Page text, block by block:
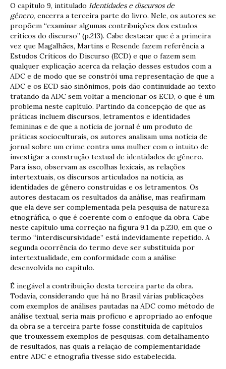
O capítulo 9, intitulado Identidades e discursos de
gênero, encerra a terceira parte do livro. Nele, os autores se
propõem “examinar algumas contribuições dos estudos
críticos do discurso” (p.213). Cabe destacar que é a primeira
vez que Magalhães, Martins e Resende fazem referência a
Estudos Críticos do Discurso (ECD) e que o fazem sem
qualquer explicação acerca da relação desses estudos com a
ADC e de modo que se constrói uma representação de que a
ADC e os ECD são sinônimos, pois dão continuidade ao texto
tratando da ADC sem voltar a mencionar os ECD, o que é um
problema neste capítulo. Partindo da concepção de que as
práticas incluem discursos, letramentos e identidades
femininas e de que a notícia de jornal é um produto de
práticas socioculturais, os autores analisam uma notícia de
jornal sobre um crime contra uma mulher com o intuito de
investigar a construção textual de identidades de gênero.
Para isso, observam as escolhas lexicais, as relações
intertextuais, os discursos articulados na notícia, as
identidades de gênero construídas e os letramentos. Os
autores destacam os resultados da análise, mas reafirmam
que ela deve ser complementada pela pesquisa de natureza
etnográfica, o que é coerente com o enfoque da obra. Cabe
neste capítulo uma correção na figura 9.1 da p.230, em que o
termo “interdiscursividade” está indevidamente repetido. A
segunda ocorrência do termo deve ser substituída por
intertextualidade, em conformidade com a análise
desenvolvida no capítulo.
É inegável a contribuição desta terceira parte da obra.
Todavia, considerando que há no Brasil várias publicações
com exemplos de análises pautadas na ADC como método de
análise textual, seria mais profícuo e apropriado ao enfoque
da obra se a terceira parte fosse constituída de capítulos
que trouxessem exemplos de pesquisas, com detalhamento
de resultados, nas quais a relação de complementaridade
entre ADC e etnografia tivesse sido estabelecida.